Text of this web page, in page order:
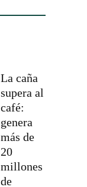
La caña
supera al
café:
genera
más de
20
millones
de